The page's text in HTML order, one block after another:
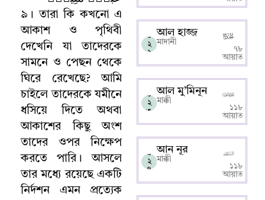
৯ । তারা কি কখনো এ
আকাশ ও পৃথিবী
দেখেনি যা তাদেরকে
সামনে ও পেছন থেকে
ঘিরে রেখেছে?আমি
চাইলে তাদেরকে যমীনে
ধসিয়ে দিতে অথবা
আকাশের কিছু অংশ
তাদের ওপর নিক্ষেপ
করতে পারি ।
আসলে
তার মধ্যে রয়েছে একটি
নির্দশন এমন প্রত্যেক
০
২
২
আল হাজ্জ
মাদানী
৭৮
আয়াত
০
২
৩
আল মু’মিনূন
মাক্কী
১১৮
আয়াত
০
২
৪
আন নূর
মাক্কী
১১৮
আয়াত